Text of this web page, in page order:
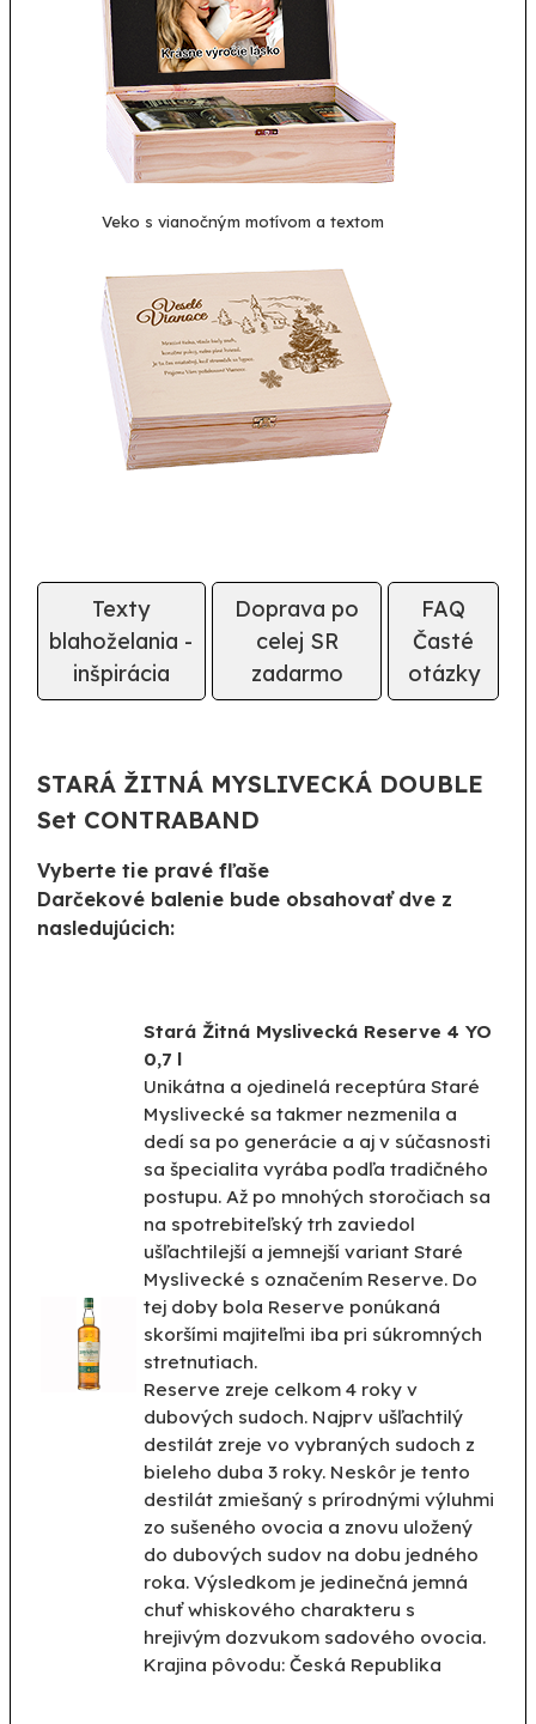
Veko s vianočným motívom a textom
Texty
blahoželania -
inšpirácia
Doprava po
celej SR
zadarmo
FAQ
Časté
otázky
STARÁ ŽITNÁ MYSLIVECKÁ DOUBLE
Set CONTRABAND
Vyberte tie pravé fľaše
Darčekové balenie bude obsahovať dve z
nasledujúcich:
Stará Žitná Myslivecká Reserve 4 YO
0,7 l
Unikátna a ojedinelá receptúra Staré
Myslivecké sa takmer nezmenila a
dedí sa po generácie a aj v súčasnosti
sa špecialita vyrába podľa tradičného
postupu. Až po mnohých storočiach sa
na spotrebiteľský trh zaviedol
ušľachtilejší a jemnejší variant Staré
Myslivecké s označením Reserve. Do
tej doby bola Reserve ponúkaná
skoršími majiteľmi iba pri súkromných
stretnutiach.
Reserve zreje celkom 4 roky v
dubových sudoch. Najprv ušľachtilý
destilát zreje vo vybraných sudoch z
bieleho duba 3 roky. Neskôr je tento
destilát zmiešaný s prírodnými výluhmi
zo sušeného ovocia a znovu uložený
do dubových sudov na dobu jedného
roka. Výsledkom je jedinečná jemná
chuť whiskového charakteru s
hrejivým dozvukom sadového ovocia.
Krajina pôvodu: Česká Republika